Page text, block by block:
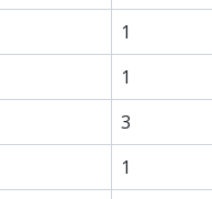
1
1
3
1